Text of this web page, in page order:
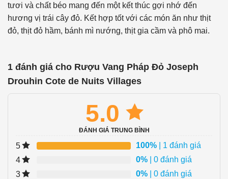
tươi và chất béo mang đến một kết thúc gợi nhớ đến
hương vị trái cây đỏ. Kết hợp tốt với các món ăn như thịt
đỏ, thịt đỏ hầm, bánh mì nướng, thịt gia cầm và phô mai.
1 đánh giá cho Rượu Vang Pháp Đỏ Joseph
Drouhin Cote de Nuits Villages
5.0
ĐÁNH GIÁ TRUNG BÌNH
5 100% | 1 đánh giá
4
0% | 0 đánh giá
3
0% | 0 đánh giá